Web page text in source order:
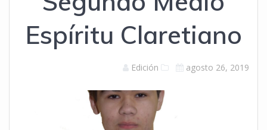
Espíritu Claretiano
Edición agosto 26, 2019